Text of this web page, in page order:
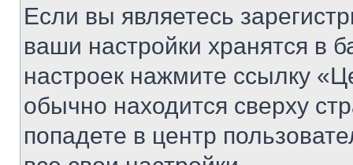
Если вы являетесь
ваши настройки хранятся в
настроек нажмите ссылку
обычно находится сверху
попадете в центр